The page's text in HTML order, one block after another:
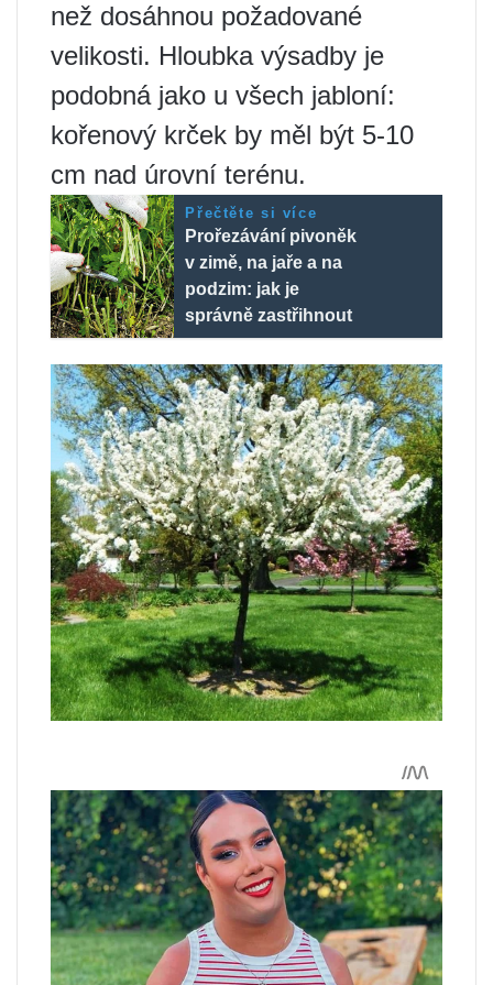
než dosáhnou požadované
velikosti. Hloubka výsadby je
podobná jako u všech jabloní:
kořenový krček by měl být 5-10
cm nad úrovní terénu.
Přečtěte si více
Prořezávání pivoněk
v zimě, na jaře a na
podzim: jak je
správně zastřihnout